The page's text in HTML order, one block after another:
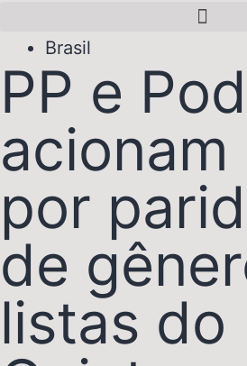
Brasil
PP e
acionam
por
de
listas do